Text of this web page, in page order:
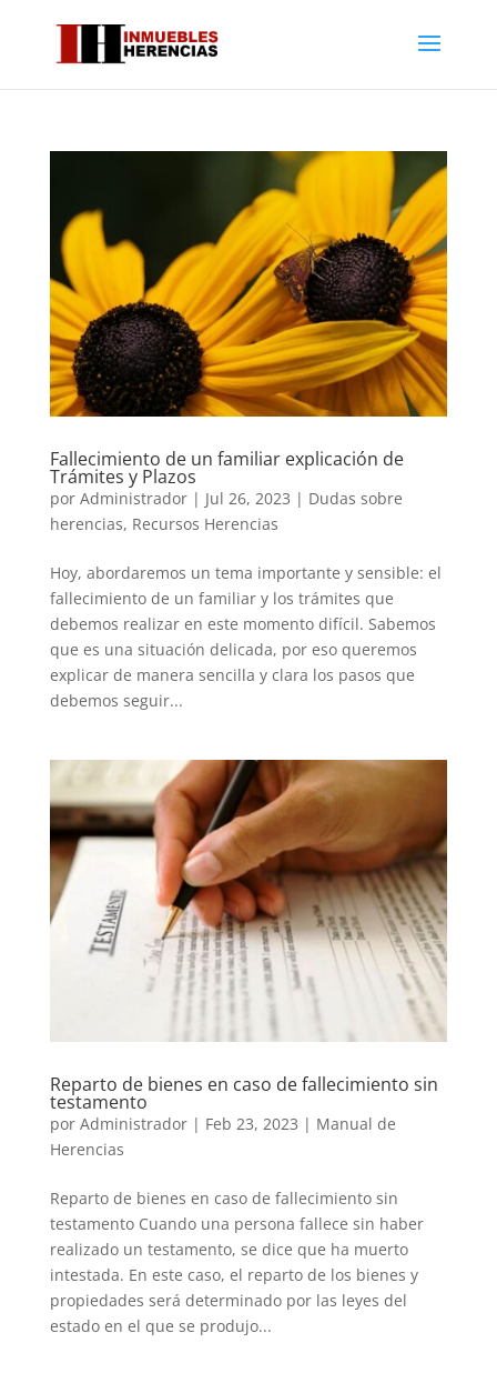
Fallecimiento de un familiar explicación de
Trámites y Plazos
por Administrador| Jul 26, 2023 | Dudas sobre
herencias, Recursos Herencias
Hoy, abordaremos un tema importante y sensible: el
fallecimiento de un familiar y los trámites que
debemos realizar en este momento difícil. Sabemos
que es una situación delicada, por eso queremos
explicar de manera sencilla y clara los pasos que
debemos seguir...
Reparto de bienes en caso de fallecimiento sin
testamento
por Administrador| Feb 23, 2023 | Manual de
Herencias
Reparto de bienes en caso de fallecimiento sin
testamento Cuando una persona fallece sin haber
realizado un testamento, se dice que ha muerto
intestada. En este caso, el reparto de los bienes y
propiedades será determinado por las leyes del
estado en el que se produjo...